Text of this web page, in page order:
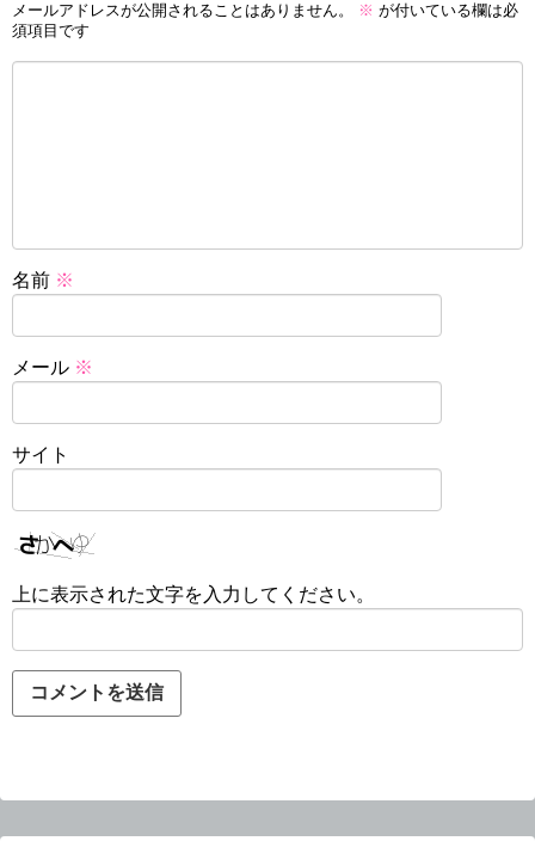
メールアドレスが公開されることはありません。 ※ が付いている欄は必
須項目です
名前 ※
メール ※
サイト
上に表示された文字を入力してください。